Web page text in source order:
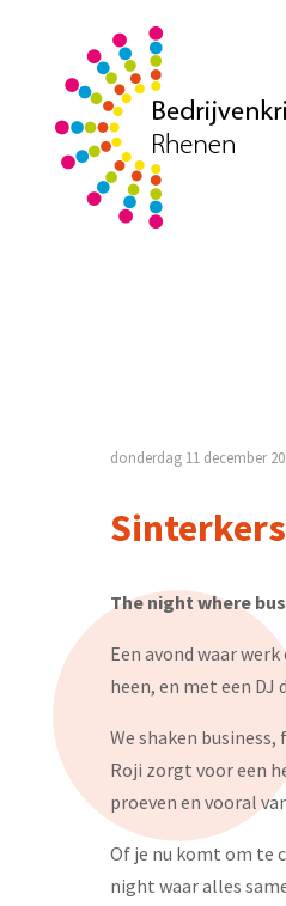
donderdag 11 december
The night where
Een avond waar
heen, en met een
We shaken
Roji zorgt voor een
proeven en vooral
Of je nu komt om te
night waar alles